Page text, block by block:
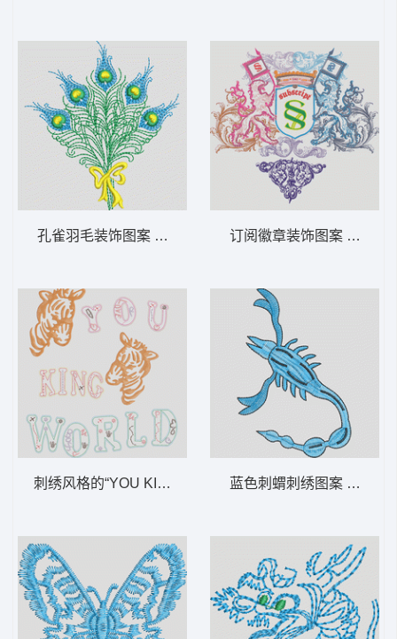
孔雀羽毛装饰图案 羽毛 尾巴
刺绣风格的“YOU KING WORLD”图案 斑马
订阅徽章装饰图案 狮标 章
蓝色刺蝟刺绣图案 蝎子